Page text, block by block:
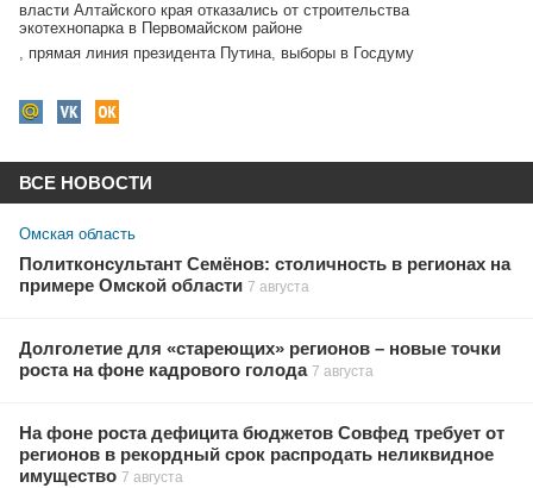
власти Алтайского края отказались от строительства
экотехнопарка в Первомайском районе
, прямая линия президента Путина, выборы в Госдуму
ВСЕ НОВОСТИ
Омская область
Политконсультант Семёнов: столичность в регионах на
примере Омской области 7 августа
Долголетие для «стареющих» регионов – новые точки
роста на фоне кадрового голода 7 августа
На фоне роста дефицита бюджетов Совфед требует от
регионов в рекордный срок распродать неликвидное
имущество 7 августа